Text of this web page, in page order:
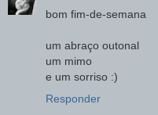
bom fim-de-semana
um abraço outonal
um mimo
e um sorriso :)
Responder